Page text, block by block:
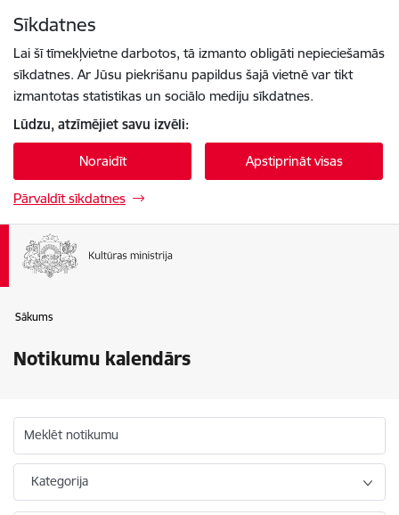
Sīkdatnes
Lai šī tīmekļvietne darbotos, tā izmanto obligāti nepieciešamās
sīkdatnes. Ar Jūsu piekrišanu papildus šajā vietnē var tikt
izmantotas statistikas un sociālo mediju sīkdatnes.
Lūdzu, atzīmējiet savu izvēli:
Noraidīt Apstiprināt visas
Pārvaldīt sīkdatnes
Sākums
Notikumu kalendārs
Meklēt notikumu
Kategorija